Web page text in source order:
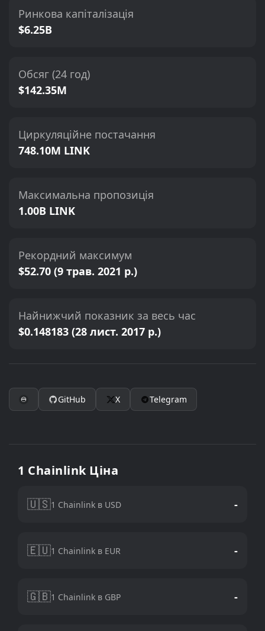
Ринкова капіталізація
$6.25B
Обсяг (24 год)
$142.35M
Циркуляційне постачання
748.10M LINK
Максимальна пропозиція
1.00B LINK
Рекордний максимум
$52.70 (9 трав. 2021 р.)
Найнижчий показник за весь час
$0.148183 (28 лист. 2017 р.)
GitHub X Telegram
1 Chainlink Ціна
🇺🇸1 Chainlink в USD -
🇪🇺1 Chainlink в EUR -
🇬🇧1 Chainlink в GBP -